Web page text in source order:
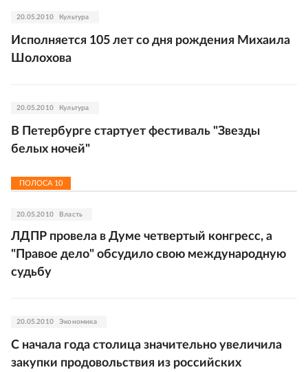
20.05.2010 Культура
Исполняется 105 лет со дня рождения Михаила
Шолохова
20.05.2010 Культура
В Петербурге стартует фестиваль "Звезды
белых ночей"
ПОЛОСА 10
20.05.2010 Власть
ЛДПР провела в Думе четвертый конгресс, а
"Правое дело" обсудило свою международную
судьбу
20.05.2010 Экономика
С начала года столица значительно увеличила
закупки продовольствия из российских